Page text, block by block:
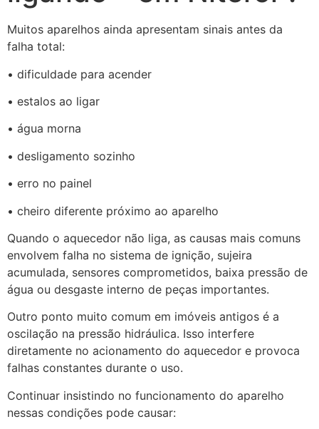
Muitos aparelhos ainda apresentam sinais antes da
falha total:
• dificuldade para acender
• estalos ao ligar
• água morna
• desligamento sozinho
• erro no painel
• cheiro diferente próximo ao aparelho
Quando o aquecedor não liga, as causas mais comuns
envolvem falha no sistema de ignição, sujeira
acumulada, sensores comprometidos, baixa pressão de
água ou desgaste interno de peças importantes.
Outro ponto muito comum em imóveis antigos é a
oscilação na pressão hidráulica. Isso interfere
diretamente no acionamento do aquecedor e provoca
falhas constantes durante o uso.
Continuar insistindo no funcionamento do aparelho
nessas condições pode causar: